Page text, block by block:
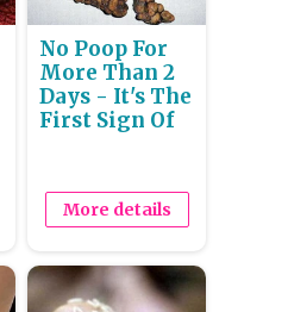
No Poop For
More Than 2
Days - It's The
First Sign Of
More details